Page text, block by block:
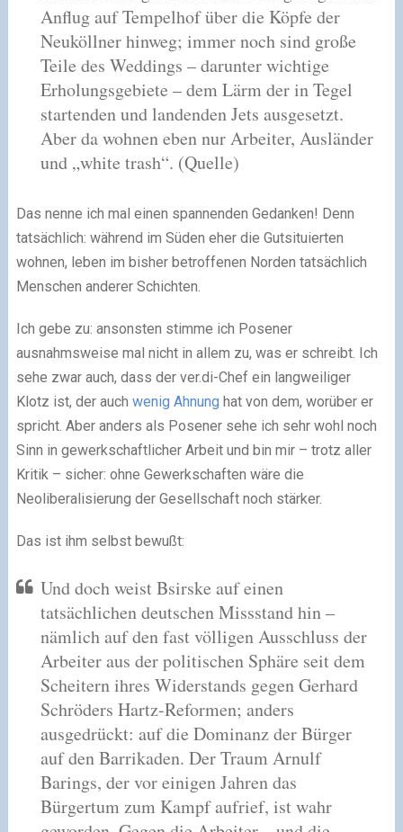
Anflug auf Tempelhof über die Köpfe der
Neuköllner hinweg; immer noch sind große
Teile des Weddings – darunter wichtige
Erholungsgebiete – dem Lärm der in Tegel
startenden und landenden Jets ausgesetzt.
Aber da wohnen eben nur Arbeiter, Ausländer
und „white trash“. (Quelle)
Das nenne ich mal einen spannenden Gedanken! Denn
tatsächlich: während im Süden eher die Gutsituierten
wohnen, leben im bisher betroffenen Norden tatsächlich
Menschen anderer Schichten.
Ich gebe zu: ansonsten stimme ich Posener
ausnahmsweise mal nicht in allem zu, was er schreibt. Ich
sehe zwar auch, dass der ver.di-Chef ein langweiliger
Klotz ist, der auch wenig Ahnung hat von dem, worüber er
spricht. Aber anders als Posener sehe ich sehr wohl noch
Sinn in gewerkschaftlicher Arbeit und bin mir – trotz aller
Kritik – sicher: ohne Gewerkschaften wäre die
Neoliberalisierung der Gesellschaft noch stärker.
Das ist ihm selbst bewußt:
Und doch weist Bsirske auf einen
tatsächlichen deutschen Missstand hin –
nämlich auf den fast völligen Ausschluss der
Arbeiter aus der politischen Sphäre seit dem
Scheitern ihres Widerstands gegen Gerhard
Schröders Hartz-Reformen; anders
ausgedrückt: auf die Dominanz der Bürger
auf den Barrikaden. Der Traum Arnulf
Barings, der vor einigen Jahren das
Bürgertum zum Kampf aufrief, ist wahr